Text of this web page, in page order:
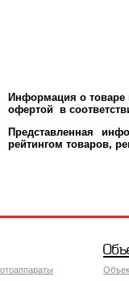
Информация о товаре
офертой в
Представленная
рейтингом товаров,